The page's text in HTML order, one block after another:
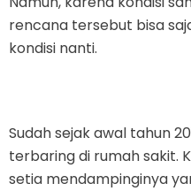
rencana tersebut bisa
kondisi nanti.
Sudah sejak awal tahun
terbaring di rumah sakit.
setia mendampinginya